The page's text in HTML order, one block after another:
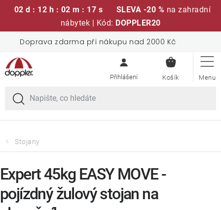
02 d : 12 h : 02 m : 17 s SLEVA -20 % na zahradní
nábytek | Kód: DOPPLER20
obsah
Doprava zdarma při nákupu nad 2000 Kč
KOŠÍK
Sedací soupravy
Slunečníky
Křesla a židle
Lavice a houpačky
Stojany
Expert 45kg EASY MOVE -
pojízdný žulový stojan na